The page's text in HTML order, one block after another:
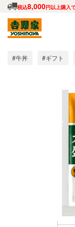
税込8,000円以上購入
#牛丼 #ギフト